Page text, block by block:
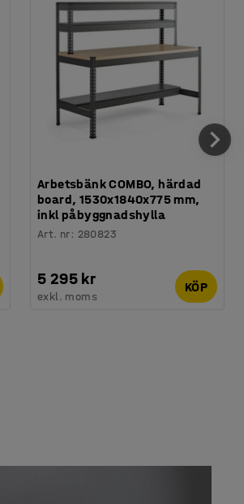
Arbetsbänk COMBO, härdad
board, 1530x1840x775 mm,
inkl påbyggnadshylla
Art. nr: 280823
5 295 kr
exkl. moms
KÖP